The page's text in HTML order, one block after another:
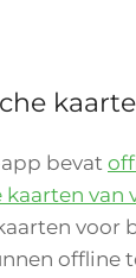
app bevat
van
voor
offline